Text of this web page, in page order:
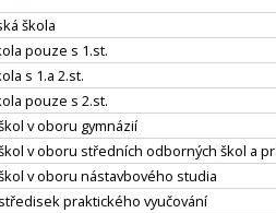
škola
pouze s 1.st.
s 1.a 2.st.
pouze s 2.st.
v oboru gymnázií
v oboru středních odborných škol a
v oboru nástavbového studia
praktického vyučování